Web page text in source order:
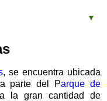
▼
, se encuentra ubicada
parte del Parque de
la gran cantidad de